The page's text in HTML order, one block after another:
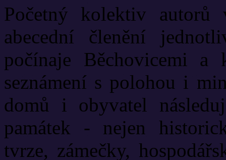
Početný kolektiv autorů
abecední členění
počínaje Běchovicemi a
seznámení s polohou i
domů i obyvatel
památek - nejen
tvrze, zámečky,